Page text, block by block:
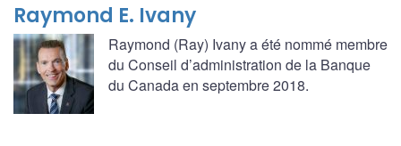
Raymond E. Ivany
Raymond (Ray) Ivany a été nommé membre
du Conseil d’administration de la Banque
du Canada en septembre 2018.